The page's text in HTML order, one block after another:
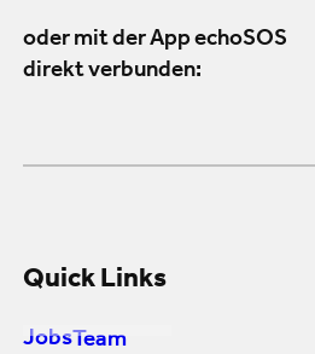
oder mit der App echoSOS
direkt verbunden:
Quick Links
Jobs Team